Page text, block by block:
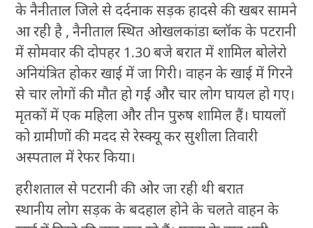
के नैनीताल जिले से दर्दनाक सड़क हादसे की खबर सामने
आ रही है , नैनीताल स्थित ओखलकांडा ब्लॉक के पटरानी
में सोमवार की दोपहर 1.30 बजे बरात में शामिल बोलेरो
अनियंत्रित होकर खाई में जा गिरी। वाहन के खाई में गिरने
से चार लोगों की मौत हो गई और चार लोग घायल हो गए।
मृतकों में एक महिला और तीन पुरुष शामिल हैं। घायलों
को ग्रामीणों की मदद से रेस्क्यू कर सुशीला तिवारी
अस्पताल में रेफर किया।
हरीशताल से पटरानी की ओर जा रही थी बरात
स्थानीय लोग सड़क के बदहाल होने के चलते वाहन के